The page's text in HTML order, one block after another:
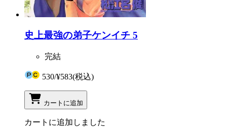
史上最強の弟子ケンイチ 5
完結
530/¥583(税込)
カートに追加
カートに追加しました